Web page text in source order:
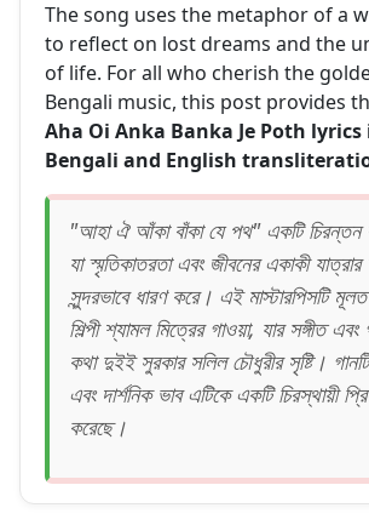
The song uses the metaphor of a
to reflect on lost dreams and the
of life. For all who cherish the
Bengali music, this post provides
Aha Oi Anka Banka Je Poth
Bengali and English
"আহা ঐ আঁকা বাঁকা যে পথ" একটি চিরন্তন
যা স্মৃতিকাতরতা এবং জীবনের একাকী
সুন্দরভাবে ধারণ করে। এই মাস্টারপিসটি
শিল্পী শ্যামল মিত্রের গাওয়া, যার সঙ্গীত
কথা দুইই সুরকার সলিল চৌধুরীর সৃষ্টি।
এবং দার্শনিক ভাব এটিকে একটি চিরস্থায়ী
করেছে।